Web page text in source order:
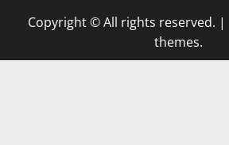
Copyright © All rights reserved. |
themes.